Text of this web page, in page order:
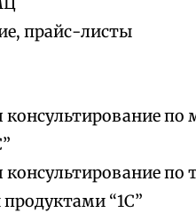
прайс-листы
консультирование
консультирование
“1С”